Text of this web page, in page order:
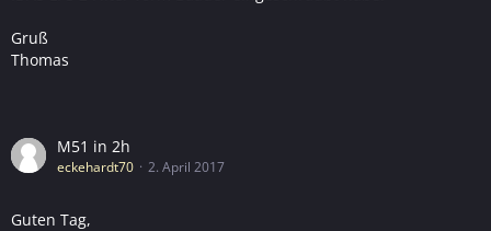
Gruß
Thomas
M51 in 2h
eckehardt70 2. April 2017
Guten Tag,